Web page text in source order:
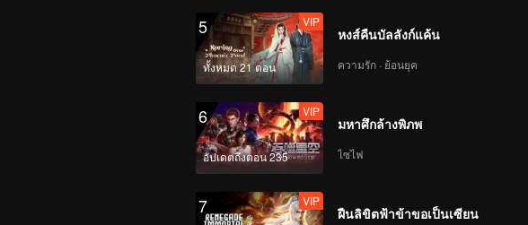
5
ทั้งหมด 21 ตอน
VIP
หงส์คืนบัลลังก์แค้น
ความรัก · ย้อนยุค
6
อัปเดตถึงตอน 235
VIP
มหาศึกล้างพิภพ
ไซไฟ
7 VIP
ฝืนลิขิตฟ้าข้าขอเป็นเซียน